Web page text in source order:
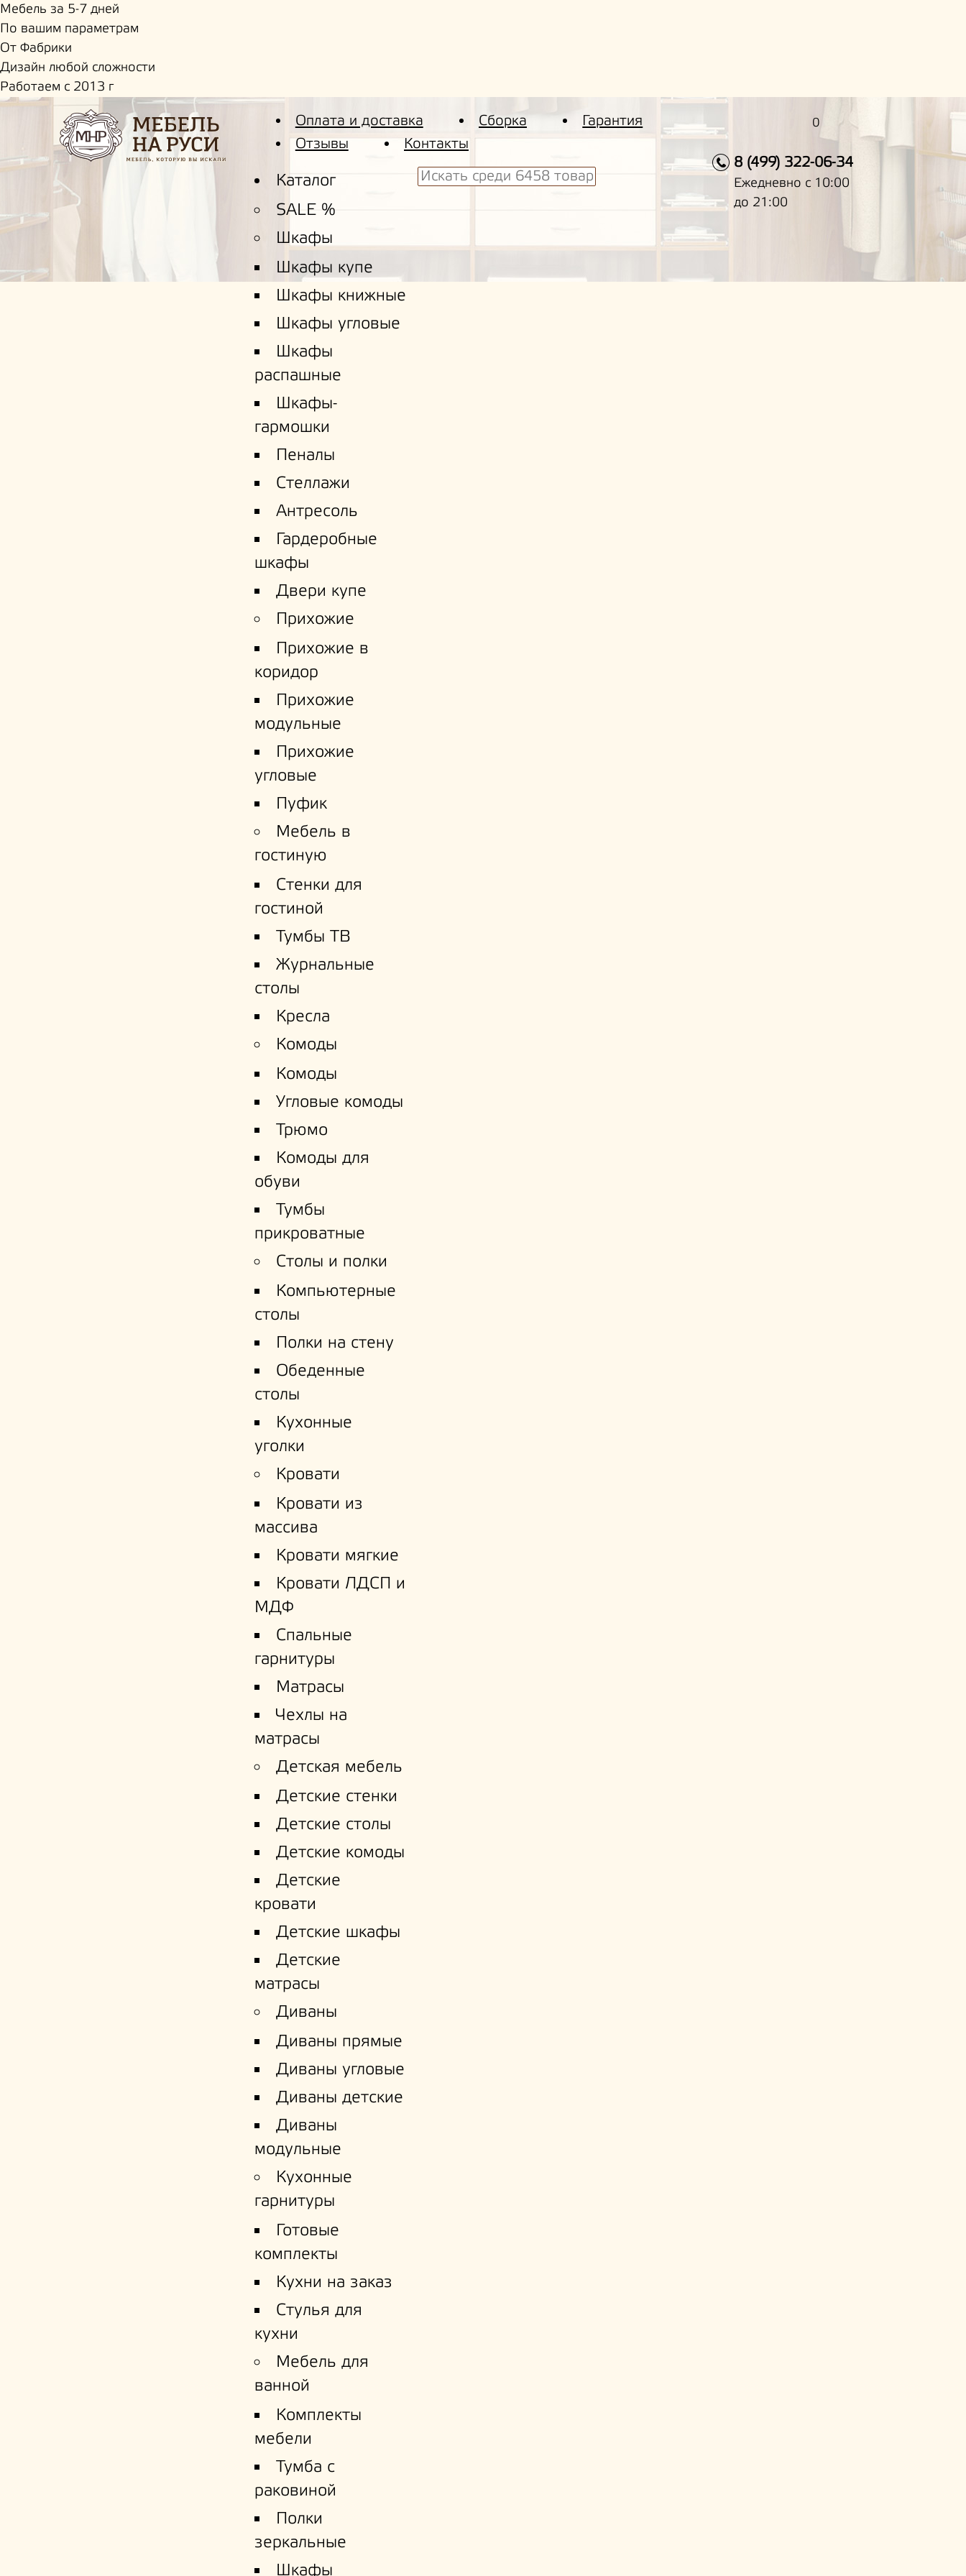
Мебель за 5-7 дней
По вашим параметрам
От Фабрики
Дизайн любой сложности
Работаем с 2013 г
Оплата и доставка Сборка
Гарантия
Отзывы
Контакты
Каталог
SALE %
Шкафы
Шкафы купе
Шкафы книжные
Шкафы угловые
Шкафы
распашные
Шкафы-
гармошки
Пеналы
Стеллажи
Антресоль
Гардеробные
шкафы
Двери купе
Прихожие
Прихожие в
коридор
Прихожие
модульные
Прихожие
угловые
Пуфик
Мебель в
гостиную
Стенки для
гостиной
Тумбы ТВ
Журнальные
столы
Кресла
Комоды
Комоды
Угловые комоды
Трюмо
Комоды для
обуви
Тумбы
прикроватные
Столы и полки
Компьютерные
столы
Полки на стену
Обеденные
столы
Кухонные
уголки
Кровати
Кровати из
массива
Кровати мягкие
Кровати ЛДСП и
МДФ
Спальные
гарнитуры
Матрасы
Чехлы на
матрасы
Детская мебель
Детские стенки
Детские столы
Детские комоды
Детские
кровати
Детские шкафы
Детские
матрасы
Диваны
Диваны прямые
Диваны угловые
Диваны детские
Диваны
модульные
Кухонные
гарнитуры
Готовые
комплекты
Кухни на заказ
Стулья для
кухни
Мебель для
ванной
Комплекты
мебели
Тумба с
раковиной
Полки
зеркальные
Шкафы
0
8 (499) 322-06-34
Ежедневно с 10:00
до 21:00